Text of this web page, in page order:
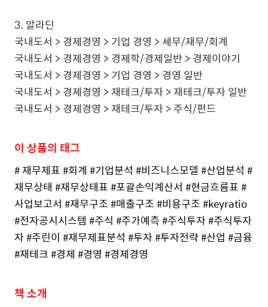
3. 알라딘
국내도서 > 경제경영 > 기업 경영 > 세무/재무/회계
국내도서 > 경제경영 > 경제학/경제일반 > 경제이야기
국내도서 > 경제경영 > 기업 경영 > 경영 일반
국내도서 > 경제경영 > 재테크/투자 > 재테크/투자 일반
국내도서 > 경제경영 > 재테크/투자 > 주식/펀드
이 상품의 태그
#재무제표#회계 #기업분석 #비즈니스모델#산업분석 #
재무상태 #재무상태표#포괄손익계산서 #현금흐름표#
사업보고서 #재무구조#매출구조#비용구조#keyratio
#전자공시시스템 #주식 #주가예측#주식투자#주식투자
자#주린이 #재무제표분석 #투자#투자전략#산업 #금융
#재테크#경제 #경영 #경제경영
책 소개